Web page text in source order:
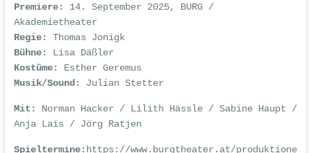
Premiere:
14. September 2025, BURG /
Akademietheater
Regie:
Thomas Jonigk
Bühne:
Lisa Däßler
Kostüme: Esther Geremus
Musik/Sound: Julian Stetter
Mit: Norman Hacker / Lilith Hässle / Sabine Haupt /
Anja Laïs / Jörg Ratjen
Spieltermine: https://www.burgtheater.at/produktione